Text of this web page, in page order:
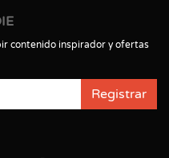
contenido inspirador y ofertas
Registrar